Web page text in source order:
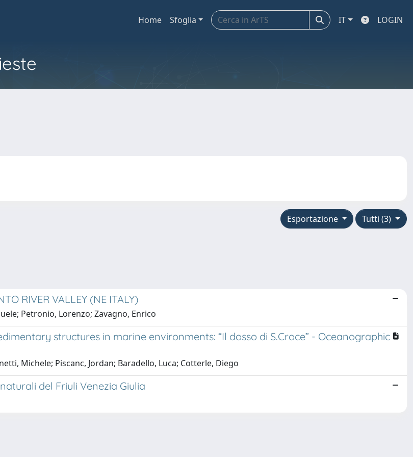
Home Sfoglia IT LOGIN
Tutti (3)
Esportazione
RIVER VALLEY (NE ITALY)
Petronio, Lorenzo; Zavagno, Enrico
structures in marine environments: “Il dosso di S.Croce” - Oceanographic
Michele; Piscanc, Jordan; Baradello, Luca; Cotterle, Diego
del Friuli Venezia Giulia